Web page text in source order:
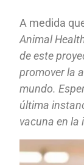
A medida
Animal
de este
promover la
mundo.
última
vacuna en la